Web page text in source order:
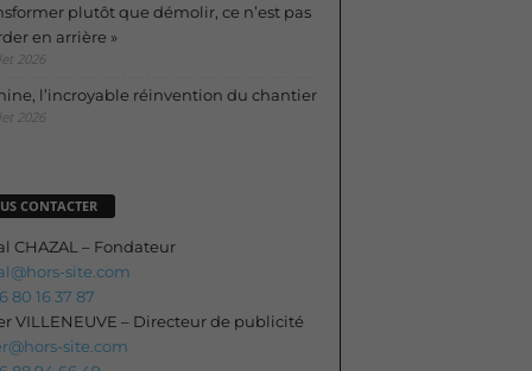
plutôt que démolir, ce n’est pas
en arrière »
2026
l’incroyable réinvention du chantier
2026
CONTACTER
CHAZAL – Fondateur
site.com
80 16 37 87
VILLENEUVE – Directeur de publicité
site.com